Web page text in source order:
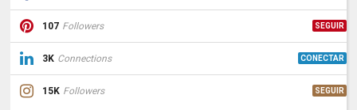
107 Followers SEGUIR
3K Connections CONECTAR
15K Followers SEGUIR